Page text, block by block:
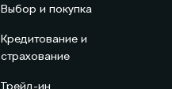
Выбор и покупка
Кредитование и
страхование